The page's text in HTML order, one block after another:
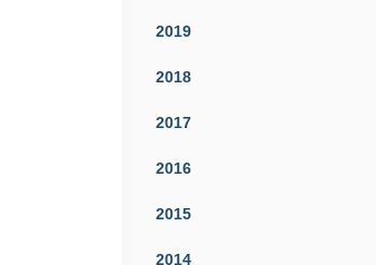
2019
2018
2017
2016
2015
2014